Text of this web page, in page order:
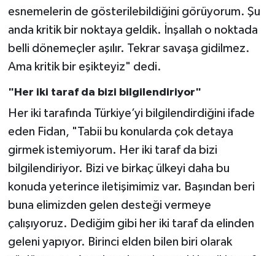
esnemelerin de gösterilebildiğini görüyorum. Şu
anda kritik bir noktaya geldik. İnşallah o noktada
belli dönemeçler aşılır. Tekrar savaşa gidilmez.
Ama kritik bir eşikteyiz" dedi.
"Her iki taraf da bizi bilgilendiriyor"
Her iki tarafında Türkiye’yi bilgilendirdiğini ifade
eden Fidan, "Tabii bu konularda çok detaya
girmek istemiyorum. Her iki taraf da bizi
bilgilendiriyor. Bizi ve birkaç ülkeyi daha bu
konuda yeterince iletişimimiz var. Başından beri
buna elimizden gelen desteği vermeye
çalışıyoruz. Dediğim gibi her iki taraf da elinden
geleni yapıyor. Birinci elden bilen biri olarak